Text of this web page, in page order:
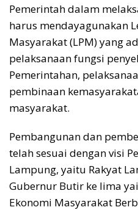
Pemerintah dalam
harus mendayagunakan
Masyarakat (LPM) yang
pelaksanaan fungsi
Pemerintahan,
pembinaan
masyarakat.
Pembangunan dan
telah sesuai dengan visi
Lampung, yaitu Rakyat
Gubernur Butir ke lima
Ekonomi Masyarakat